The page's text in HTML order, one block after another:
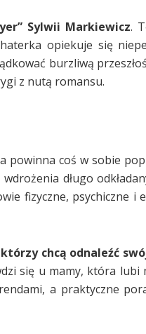
Sylwii Markiewicz.
opiekuje się
burzliwą
z nutą romansu.
coś w sobie
długo
fizyczne, psychiczne i
chcą odnaleźć
się u mamy, która lubi
a praktyczne